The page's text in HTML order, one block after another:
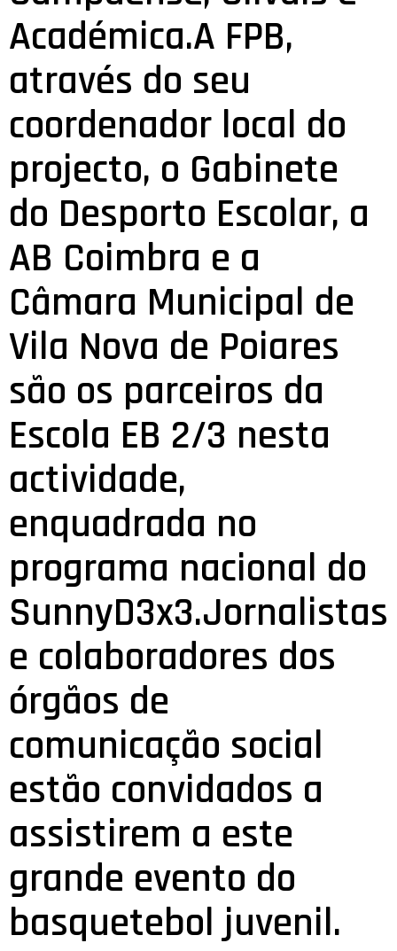
Académica.A FPB,
através do seu
coordenador local do
projecto, o Gabinete
do Desporto Escolar, a
AB Coimbra e a
Câmara Municipal de
Vila Nova de Poiares
são os parceiros da
Escola EB 2/3 nesta
actividade,
enquadrada no
programa nacional do
SunnyD3x3.Jornalistas
e colaboradores dos
órgãos de
comunicação social
estão convidados a
assistirem a este
grande evento do
basquetebol juvenil.